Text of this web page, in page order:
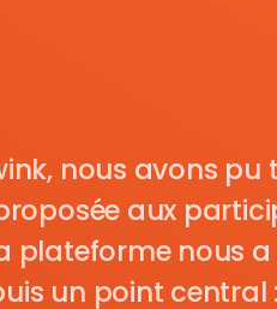
nous avons
aux
plateforme nous
un point central